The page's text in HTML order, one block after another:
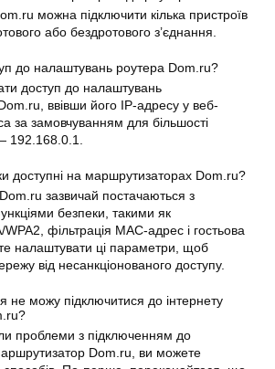
можна підключити кілька пристроїв
або бездротового з’єднання.
до налаштувань роутера Dom.ru?
доступ до налаштувань
ввівши його IP-адресу у веб-
за замовчуванням для більшості
192.168.0.1.
доступні на маршрутизаторах Dom.ru?
зазвичай постачаються з
безпеки, такими як
фільтрація MAC-адрес і гостьова
налаштувати ці параметри, щоб
від несанкціонованого доступу.
можу підключитися до інтернету
проблеми з підключенням до
Dom.ru, ви можете